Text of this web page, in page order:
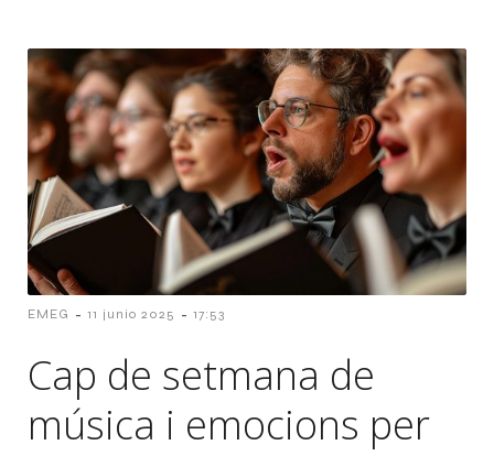
EMEG - 11 junio 2025 - 17:53
Cap de setmana de
música i emocions per